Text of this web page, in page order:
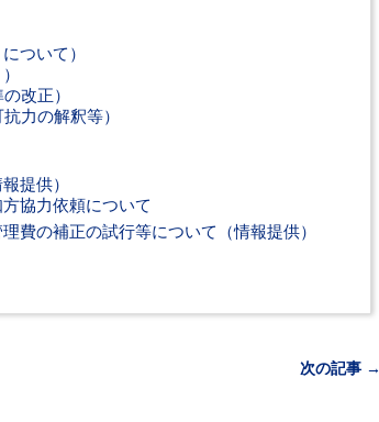
ついて）
改正）
力の解釈等）
提供）
協力依頼について
費の補正の試行等について（情報提供）
次の記事 →